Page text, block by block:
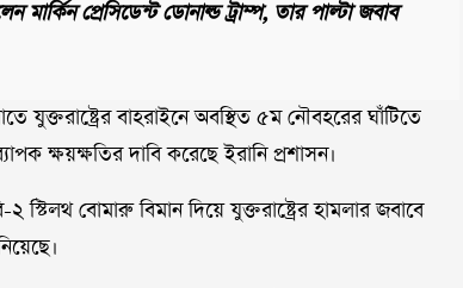
মার্কিন প্রেসিডেন্ট ডোনাল্ড ট্রাম্প, তার পাল্টা জবাব
যুক্তরাষ্ট্রের বাহরাইনে অবস্থিত ৫ম নৌবহরের ঘাঁটিতে
ক্ষয়ক্ষতির দাবি করেছে ইরানি প্রশাসন।
স্টিলথ বোমারু বিমান দিয়ে যুক্তরাষ্ট্রের হামলার জবাবে